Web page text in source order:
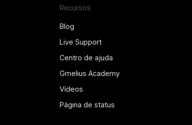
Recursos
Blog
Live Support
Centro de ajuda
Gmelius Academy
Vídeos
Página de status